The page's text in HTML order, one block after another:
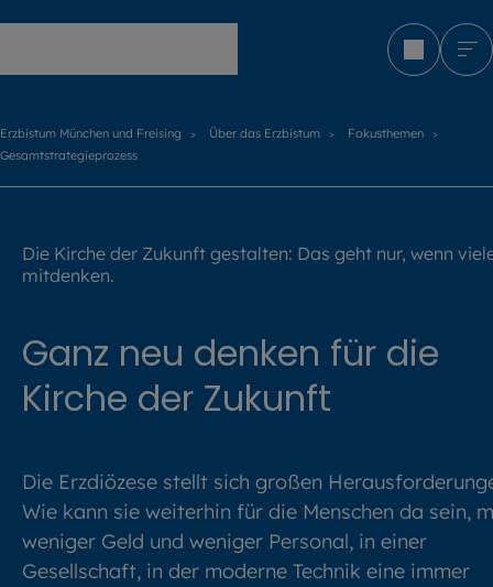
Erzbistum München und Freising Über das Erzbistum
Fokusthemen
Gesamtstrategieprozess
Die Kirche der Zukunft gestalten: Das geht nur, wenn
mitdenken.
Ganz neu denken für die
Kirche der Zukunft
Die Erzdiözese stellt sich großen
Wie kann sie weiterhin für die Menschen da sein,
weniger Geld und weniger Personal, in einer
Gesellschaft, in der moderne Technik eine immer